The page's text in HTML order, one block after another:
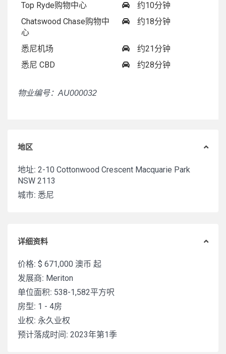
Top Ryde购物中心
约10分钟
Chatswood Chase购物中
心
约18分钟
悉尼机场
约21分钟
悉尼 CBD
约28分钟
物业编号：AU000032
地区
地址: 2-10 Cottonwood Crescent Macquarie Park
NSW 2113
城市: 悉尼
详细资料
价格: $ 671,000 澳币 起
发展商: Meriton
单位面积: 538-1,582平方呎
房型: 1 - 4房
业权: 永久业权
预计落成时间: 2023年第1季